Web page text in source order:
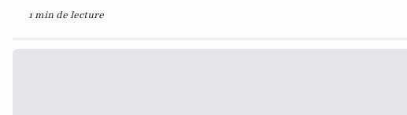
1 min de lecture